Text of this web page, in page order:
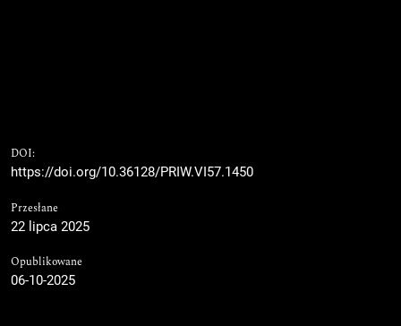
DOI:
https://doi.org/10.36128/PRIW.VI57.1450
Przesłane
22 lipca 2025
Opublikowane
06-10-2025